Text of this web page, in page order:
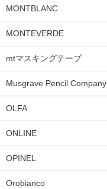
MONTBLANC
MONTEVERDE
mtマスキングテープ
Musgrave Pencil Company
OLFA
ONLINE
OPINEL
Orobianco